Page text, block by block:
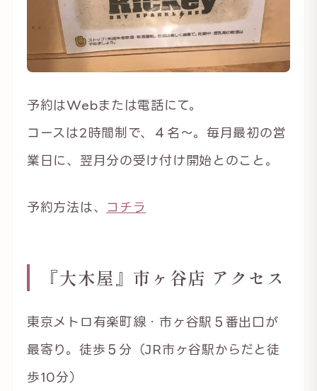
予約はWebまたは電話にて。
コースは2時間制で、４名〜。毎月最初の営
業日に、翌月分の受け付け開始とのこと。
予約方法は、 コチラ
『大木屋』市ヶ谷店 アクセス
東京メトロ有楽町線・市ヶ谷駅５番出口が
最寄り。徒歩５分（JR市ヶ谷駅からだと徒
歩10分）